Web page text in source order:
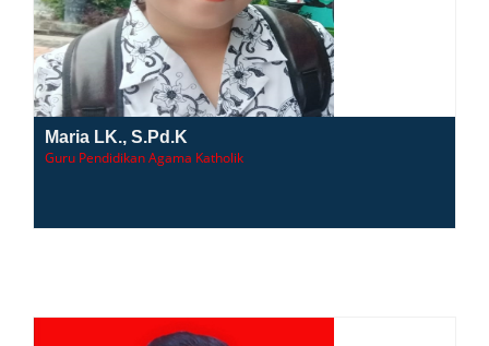
Maria LK., S.Pd.K
Guru Pendidikan Agama Katholik